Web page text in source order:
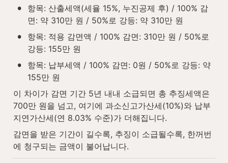
•
항목: 산출세액(세율 15%, 누진공제 후) / 100% 감
면: 약 310만 원 / 50%로 강등: 약 310만 원
•
항목: 적용 감면액 / 100% 감면: 310만 원 / 50%로
강등: 155만 원
•
항목: 납부세액 / 100% 감면: 0원 / 50%로 강등: 약
155만 원
이 차이가 감면 기간 5년 내내 소급되면 총 추징세액은
700만 원을 넘고, 여기에 과소신고가산세(10%)와 납부
지연가산세(연 8.03% 수준)가 더해집니다.
감면을 받은 기간이 길수록, 추징이 소급될수록, 한꺼번
에 청구되는 금액이 불어납니다.